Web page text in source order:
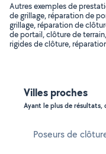
Autres exemples de
de grillage, réparation de
grillage, réparation de
de portail, clôture de
rigides de clôture,
Villes proches
Ayant le plus de résultats,
Poseurs de